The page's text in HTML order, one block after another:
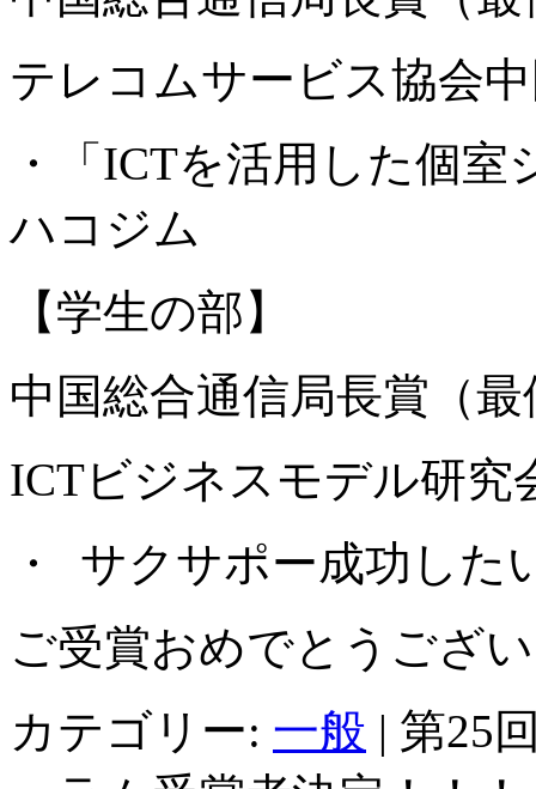
テレコムサービス協会
・「ICTを活用した個
ハコジム
【学生の部】
中国総合通信局長賞（
ICTビジネスモデル研究
・ サクサポー成功し
ご受賞おめでとうござ
カテゴリー: 一般 | 第25